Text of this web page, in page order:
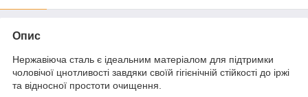
Опис
Нержавіюча сталь є ідеальним матеріалом для підтримки
чоловічої цнотливості завдяки своїй гігієнічній стійкості до іржі
та відносної простоти очищення.